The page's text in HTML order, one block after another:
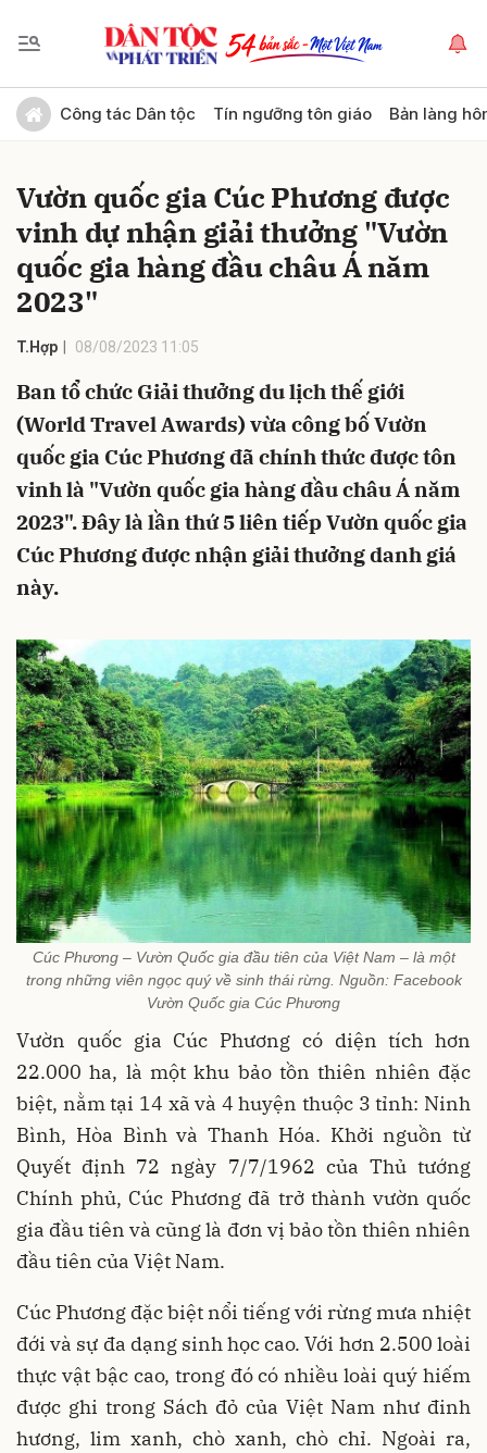
Công tác Dân tộc Tín ngưỡng tôn giáo Bản làng
Vườn quốc gia Cúc Phương được
vinh dự nhận giải thưởng "Vườn
quốc gia hàng đầu châu Á năm
2023"
T.Hợp 08/08/2023 11:05
Ban tổ chức Giải thưởng du lịch thế giới
(World Travel Awards) vừa công bố Vườn
quốc gia Cúc Phương đã chính thức được tôn
vinh là "Vườn quốc gia hàng đầu châu Á năm
2023". Đây là lần thứ 5 liên tiếp Vườn quốc gia
Cúc Phương được nhận giải thưởng danh giá
này.
Cúc Phương – Vườn Quốc gia đầu tiên của Việt Nam – là một
trong những viên ngọc quý về sinh thái rừng. Nguồn: Facebook
Vườn Quốc gia Cúc Phương
Vườn quốc gia Cúc Phương có diện tích hơn
22.000 ha, là một khu bảo tồn thiên nhiên đặc
biệt, nằm tại 14 xã và 4 huyện thuộc 3 tỉnh: Ninh
Bình, Hòa Bình và Thanh Hóa. Khởi nguồn từ
Quyết định 72 ngày 7/7/1962 của Thủ tướng
Chính phủ, Cúc Phương đã trở thành vườn quốc
gia đầu tiên và cũng là đơn vị bảo tồn thiên nhiên
đầu tiên của Việt Nam.
Cúc Phương đặc biệt nổi tiếng với rừng mưa nhiệt
đới và sự đa dạng sinh học cao. Với hơn 2.500 loài
thực vật bậc cao, trong đó có nhiều loài quý hiếm
được ghi trong Sách đỏ của Việt Nam như đinh
hương, lim xanh, chò xanh, chò chỉ. Ngoài ra,
Gửi bình luận